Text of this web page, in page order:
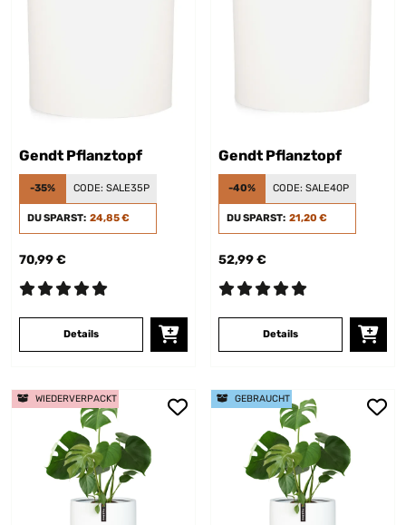
Gendt Pflanztopf
-35% CODE: SALE35P
DU SPARST: 24,85 €
70,99 €
Details
Gendt Pflanztopf
-40% CODE: SALE40P
DU SPARST: 21,20 €
52,99 €
Details
WIEDERVERPACKT GEBRAUCHT